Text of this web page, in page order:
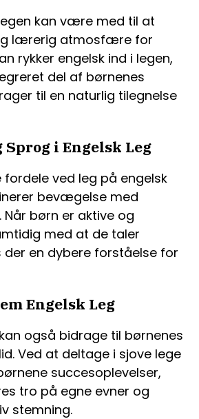
kan være med til at
lærerig atmosfære for
rykker engelsk ind i legen,
del af børnenes
til en naturlig tilegnelse
Sprog i Engelsk Leg
fordele ved leg på engelsk
bevægelse med
børn er aktive og
med at de taler
der en dybere forståelse for
Engelsk Leg
også bidrage til børnenes
Ved at deltage i sjove lege
succesoplevelser,
tro på egne evner og
stemning.